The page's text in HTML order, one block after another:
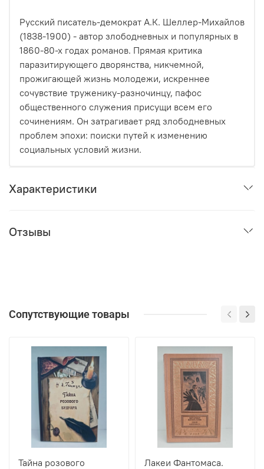
Русский писатель-демократ А.К. Шеллер-Михайлов
(1838-1900) - автор злободневных и популярных в
1860-80-х годах романов. Прямая критика
паразитирующего дворянства, никчемной,
прожигающей жизнь молодежи, искреннее
сочувствие труженику-разночинцу, пафос
общественного служения присущи всем его
сочинениям. Он затрагивает ряд злободневных
проблем эпохи: поиски путей к изменению
социальных условий жизни.
Характеристики
Отзывы
Сопутствующие товары
Тайна розового
Лакеи Фантомаса.